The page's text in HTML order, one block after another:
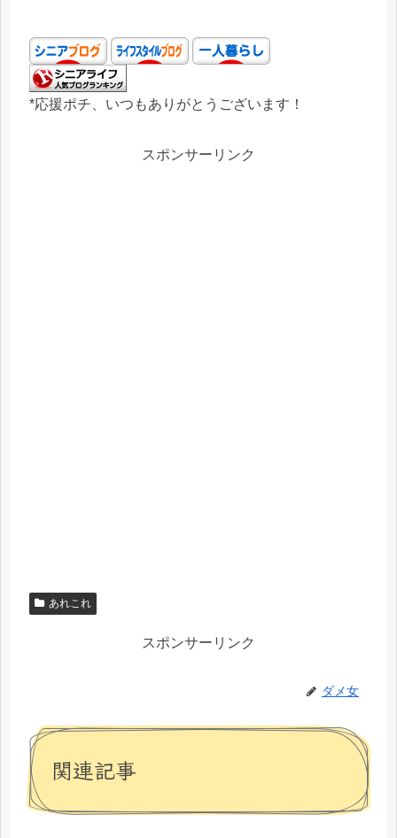
*応援ポチ、いつもありがとうございます！
スポンサーリンク
あれこれ
スポンサーリンク
ダメ女
関連記事